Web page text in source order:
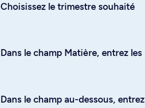
Choisissez le trimestre souhaité
Dans le champ Matière, entrez
Dans le champ au-dessous,